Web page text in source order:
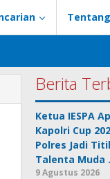
Berita
Ketua IESPA
Kapolri Cup
Polres Jadi
Talenta Muda
9 Agustus 2026